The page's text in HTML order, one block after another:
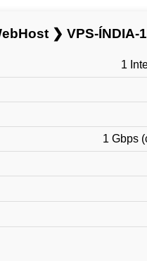
❯ VPS-ÍNDIA-1
1
1 Gbps